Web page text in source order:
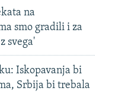
na
smo gradili i za
svega'
Iskopavanja bi
Srbija bi trebala